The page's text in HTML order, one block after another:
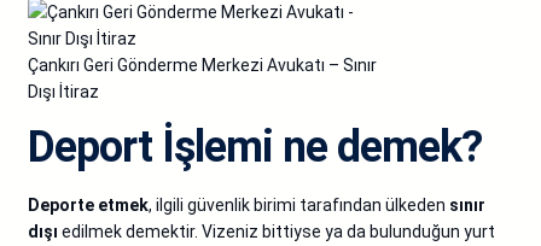
Çankırı Geri Gönderme Merkezi Avukatı – Sınır
Dışı İtiraz
Deport İşlemi ne demek?
Deporte etmek, ilgili güvenlik birimi tarafından ülkeden sınır
dışı edilmek demektir. Vizeniz bittiyse ya da bulunduğun yurt